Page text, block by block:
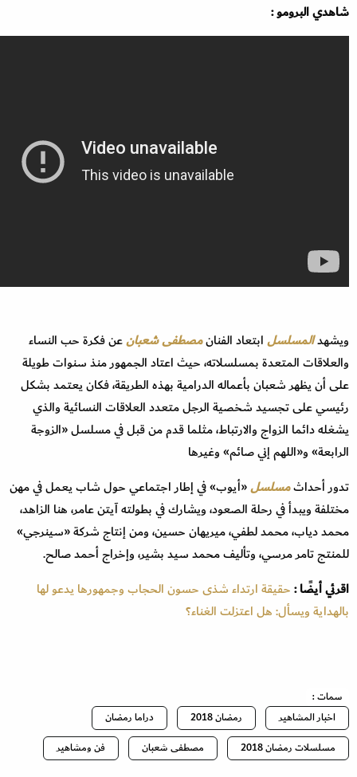
شاهدي البرومو :
ويشهدالمسلسلابتعاد الفنانمصطفى شعبانعن فكرة حب النساء
والعلاقات المتعدة بمسلسلاته، حيث اعتاد الجمهور منذ سنوات طويلة
على أن يظهر شعبان بأعماله الدرامية بهذه الطريقة، فكان يعتمد بشكل
رئيسي على تجسيد شخصية الرجل متعدد العلاقات النسائية والذي
يشغله دائما الزواج والارتباط، مثلما قدم من قبل في مسلسل «الزوجة
الرابعة» و«اللهم إني صائم» وغيرها
تدور أحداثمسلسل«أيوب» في إطار اجتماعي حول شاب يعمل في مهن
مختلفة ويبدأ في رحلة الصعود، ويشارك في بطولته آيتن عامر، هنا الزاهد،
محمد دياب، محمد لطفي، ميريهان حسين، ومن إنتاج شركة «سينرجي»
للمنتج تامر مرسي، وتأليف محمد سيد بشير، وإخراج أحمد صالح.
اقرئي أيضًا :حقيقة ارتداء شذى حسون الحجاب وجمهورها يدعو لها
بالهداية ويسأل: هل اعتزلت الغناء؟
سمات :
اخبار المشاهير
رمضان 2018
دراما رمضان
مسلسلات رمضان 2018
مصطفى شعبان فن ومشاهير